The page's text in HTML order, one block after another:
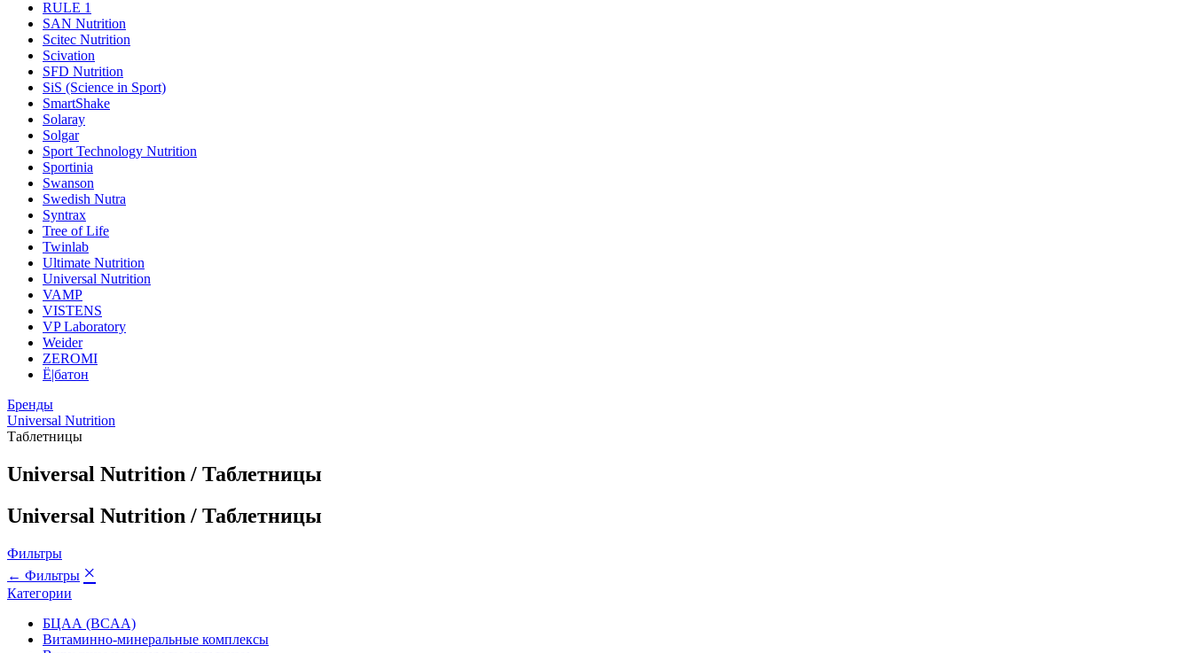
RULE 1
SAN Nutrition
Scitec Nutrition
Scivation
SFD Nutrition
SiS (Science in Sport)
SmartShake
Solaray
Solgar
Sport Technology Nutrition
Sportinia
Swanson
Swedish Nutra
Syntrax
Tree of Life
Twinlab
Ultimate Nutrition
Universal Nutrition
VAMP
VISTENS
VP Laboratory
Weider
ZEROMI
Ё|батон
Бренды
Universal Nutrition
Таблетницы
Universal Nutrition / Таблетницы
Universal Nutrition / Таблетницы
Фильтры
← Фильтры ×
Категории
БЦАА (BCAA)
Витаминно-минеральные комплексы